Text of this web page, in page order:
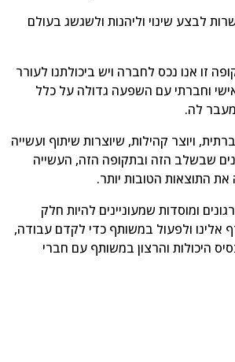
לבצע שינוי וליהנות ולשגשג בעולם
זו אנו נכס לחברה ויש ביכולתנו לעורר
וחברתי עם השפעה גדולה על כלל
לה.
ויוצר קהילות, שיוצרות שיתוף ועשייה
שבשלב הזה ובתקופה הזה, העשייה
הטובות יותר.
ומוסדות שמעוניינים להיות חלק
ולפעול במשותף כדי לקדם עבודה,
היכולות והרצון במשותף עם חברי